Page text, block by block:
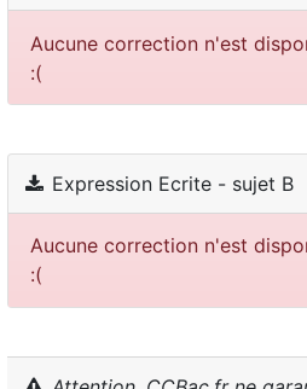
Aucune correction n'est
:(
Expression Ecrite - sujet B
Aucune correction n'est
:(